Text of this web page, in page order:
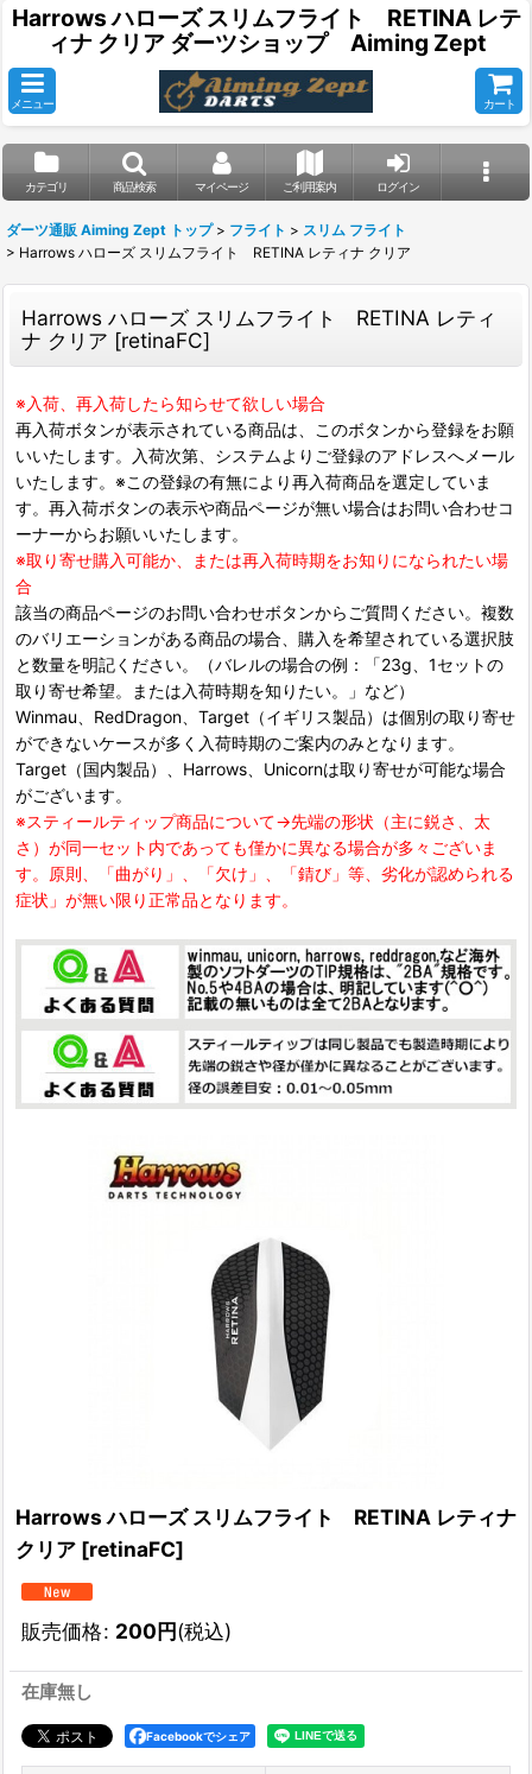
Harrows ハローズ スリムフライト RETINA レテ
ィナ クリア ダーツショップ Aiming Zept
メニュー カート
カテゴリ 商品検索 マイページ ご利用案内 ログイン
ダーツ通販 Aiming Zept トップ > フライト > スリム フライト
> Harrows ハローズ スリムフライト RETINA レティナ クリア
Harrows ハローズ スリムフライト RETINA レティ
ナ クリア [retinaFC]
※入荷、再入荷したら知らせて欲しい場合
再入荷ボタンが表示されている商品は、このボタンから登録をお願
いいたします。入荷次第、システムよりご登録のアドレスへメール
いたします。※この登録の有無により再入荷商品を選定していま
す。再入荷ボタンの表示や商品ページが無い場合はお問い合わせコ
ーナーからお願いいたします。
※取り寄せ購入可能か、または再入荷時期をお知りになられたい場
合
該当の商品ページのお問い合わせボタンからご質問ください。複数
のバリエーションがある商品の場合、購入を希望されている選択肢
と数量を明記ください。（バレルの場合の例：「23g、1セットの
取り寄せ希望。または入荷時期を知りたい。」など）
Winmau、RedDragon、Target（イギリス製品）は個別の取り寄せ
ができないケースが多く入荷時期のご案内のみとなります。
Target（国内製品）、Harrows、Unicornは取り寄せが可能な場合
がございます。
※スティールティップ商品について→先端の形状（主に鋭さ、太
さ）が同一セット内であっても僅かに異なる場合が多々ございま
す。原則、「曲がり」、「欠け」、「錆び」等、劣化が認められる
症状」が無い限り正常品となります。
Harrows ハローズ スリムフライト RETINA レティナ
クリア [retinaFC]
販売価格: 200円(税込)
在庫無し
Facebookでシェア